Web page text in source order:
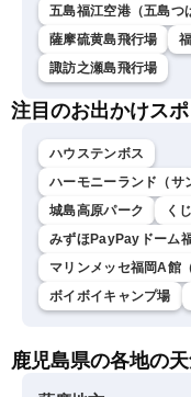
五島福江空港（五島つ
薩摩硫黄島飛行場
諏訪之瀬島飛行場
注目のお出かけスポ
ハウステンボス
ハーモニーランド（サ
城島高原パーク
く
みずほPayPayドーム
マリンメッセ福岡A館
ボイボイキャンプ場
鹿児島県の各地の